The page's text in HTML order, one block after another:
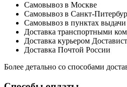
Самовывоз в Москве
Самовывоз в Санкт-
Самовывоз в пунктах
Доставка транспортными
Доставка курьером
Доставка Почтой России
Более детально со способами